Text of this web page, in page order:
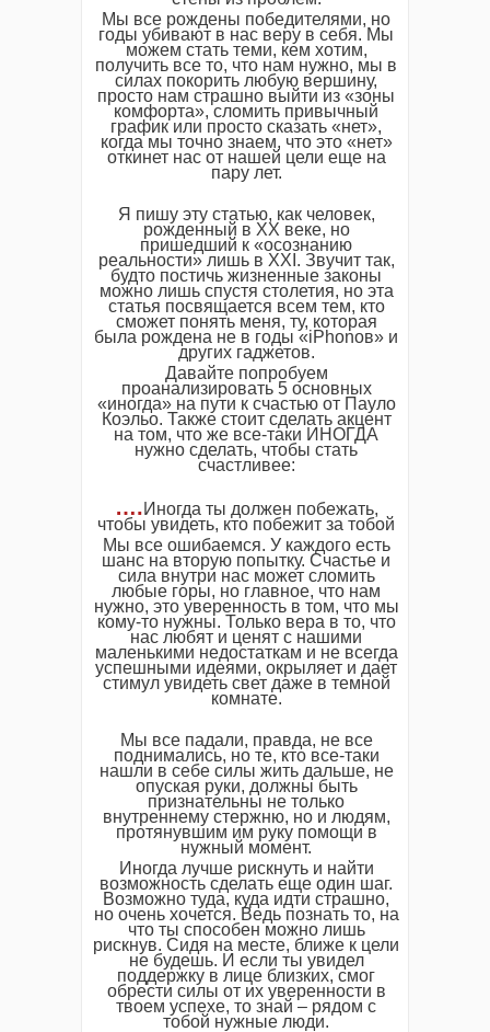
Мы все рождены победителями, но
годы убивают в нас веру в себя. Мы
можем стать теми, кем хотим,
получить все то, что нам нужно, мы в
силах покорить любую вершину,
просто нам страшно выйти из «зоны
комфорта», сломить привычный
график или просто сказать «нет»,
когда мы точно знаем, что это «нет»
откинет нас от нашей цели еще на
пару лет.
Я пишу эту статью, как человек,
рожденный в XX веке, но
пришедший к «осознанию
реальности» лишь в XXI. Звучит так,
будто постичь жизненные законы
можно лишь спустя столетия, но эта
статья посвящается всем тем, кто
сможет понять меня, ту, которая
была рождена не в годы «iPhonов» и
других гаджетов.
Давайте попробуем
проанализировать 5 основных
«иногда» на пути к счастью от Пауло
Коэльо. Также стоит сделать акцент
на том, что же все-таки ИНОГДА
нужно сделать, чтобы стать
счастливее:
….Иногда ты должен побежать,
чтобы увидеть, кто побежит за тобой
Мы все ошибаемся. У каждого есть
шанс на вторую попытку. Счастье и
сила внутри нас может сломить
любые горы, но главное, что нам
нужно, это уверенность в том, что мы
кому-то нужны. Только вера в то, что
нас любят и ценят с нашими
маленькими недостаткам и не всегда
успешными идеями, окрыляет и дает
стимул увидеть свет даже в темной
комнате.
Мы все падали, правда, не все
поднимались, но те, кто все-таки
нашли в себе силы жить дальше, не
опуская руки, должны быть
признательны не только
внутреннему стержню, но и людям,
протянувшим им руку помощи в
нужный момент.
Иногда лучше рискнуть и найти
возможность сделать еще один шаг.
Возможно туда, куда идти страшно,
но очень хочется. Ведь познать то, на
что ты способен можно лишь
рискнув. Сидя на месте, ближе к цели
не будешь. И если ты увидел
поддержку в лице близких, смог
обрести силы от их уверенности в
твоем успехе, то знай – рядом с
тобой нужные люди.